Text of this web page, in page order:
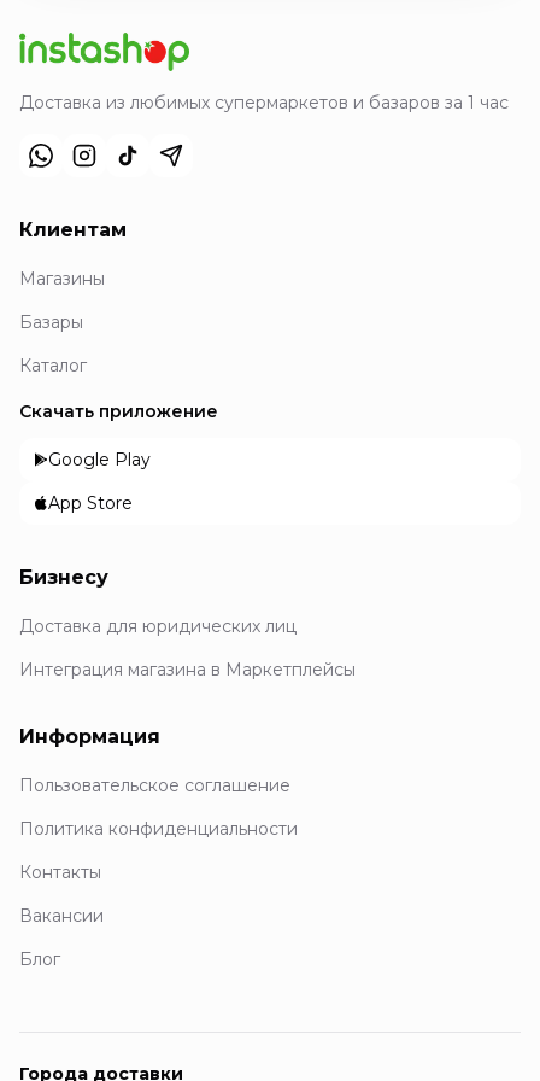
Доставка из любимых супермаркетов и базаров за 1 час
Клиентам
Магазины
Базары
Каталог
Скачать приложение
Google Play
App Store
Бизнесу
Доставка для юридических лиц
Интеграция магазина в Маркетплейсы
Информация
Пользовательское соглашение
Политика конфиденциальности
Контакты
Вакансии
Блог
Города доставки